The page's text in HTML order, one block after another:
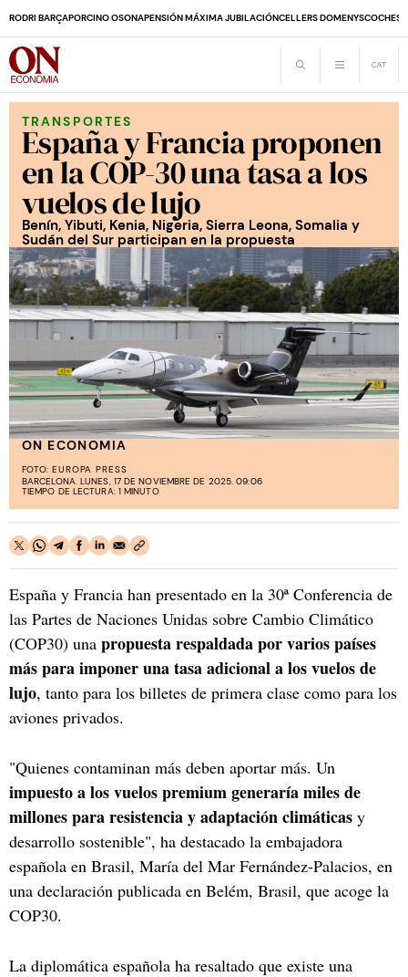
RODRI BARÇAPORCINO OSONAPENSIÓN MÁXIMA JUBILACIÓNCELLERS DOMENYSCOCHES
TRANSPORTES
España y Francia proponen
en la COP-30 una tasa a los
vuelos de lujo
Benín, Yibuti, Kenia, Nigeria, Sierra Leona, Somalia y
Sudán del Sur participan en la propuesta
ON ECONOMIA
FOTO: EUROPA PRESS
BARCELONA. LUNES, 17 DE NOVIEMBRE DE 2025. 09:06
TIEMPO DE LECTURA: 1 MINUTO
España y Francia han presentado en la 30ª Conferencia de
las Partes de Naciones Unidas sobre Cambio Climático
(COP30) una propuesta respaldada por varios países
más para imponer una tasa adicional a los vuelos de
lujo, tanto para los billetes de primera clase como para los
aviones privados.
"Quienes contaminan más deben aportar más. Un
impuesto a los vuelos premium generaría miles de
millones para resistencia y adaptación climáticas y
desarrollo sostenible", ha destacado la embajadora
española en Brasil, María del Mar Fernández-Palacios, en
una declaración publicada en Belém, Brasil, que acoge la
COP30.
La diplomática española ha resaltado que existe una